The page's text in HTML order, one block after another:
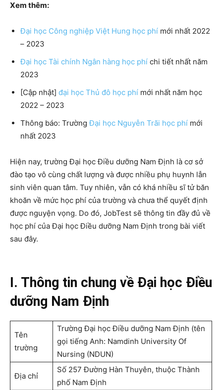
Xem thêm:
Đại học Công nghiệp Việt Hung học phí mới nhất 2022
– 2023
Đại học Tài chính Ngân hàng học phí chi tiết nhất năm
2023
[Cập nhật] đại học Thủ đô học phí mới nhất năm học
2022 – 2023
Thông báo: TrườngĐại học Nguyễn Trãi học phí mới
nhất 2023
Hiện nay, trường Đại học Điều dưỡng Nam Định là cơ sở
đào tạo vô cùng chất lượng và được nhiều phụ huynh lẫn
sinh viên quan tâm. Tuy nhiên, vẫn có khá nhiều sĩ tử băn
khoăn về mức học phí của trường và chưa thể quyết định
được nguyện vọng. Do đó, JobTest sẽ thông tin đầy đủ về
học phí của Đại học Điều dưỡng Nam Định trong bài viết
sau đây.
I. Thông tin chung về Đại học Điều
dưỡng Nam Định
Tên
trường
Trường Đại học Điều dưỡng Nam Định (tên
gọi tiếng Anh: Namdinh University Of
Nursing (NDUN)
Địa chỉ
Số 257 Đường Hàn Thuyên, thuộc Thành
phố Nam Định